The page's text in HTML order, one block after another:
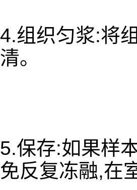
4.组织匀浆:将
清。
5.保存:如果样
免反复冻融,在